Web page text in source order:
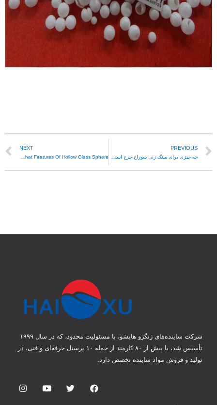
PREVIOUS
NEXT
شرکت ساینده‌های ژنگژو هایشو، با مسئولیت محدود، که در سال ۱۹۹۹
تأسیس شد، با بیش از ۸۰ کارمند از جمله ۱۰ پرسنل حرفه‌ای و فنی، در
تولید و فروش مواد ساینده تخصص دارد.